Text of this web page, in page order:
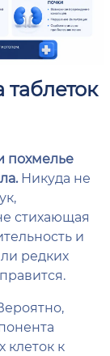
похмелье
Никуда не
стихающая
и
редких
клеток к